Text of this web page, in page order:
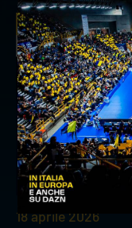
INTERVIEWS
18 aprile 2026